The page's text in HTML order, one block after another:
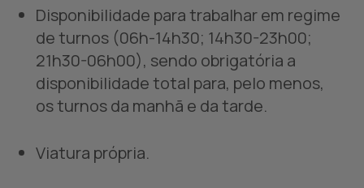
Disponibilidade para trabalhar em regime
de turnos (06h-14h30; 14h30-23h00;
21h30-06h00), sendo obrigatória a
disponibilidade total para, pelo menos,
os turnos da manhã e da tarde.
Viatura própria.